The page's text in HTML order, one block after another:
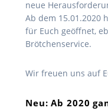
neue
Ab dem 15.01.2020
für Euch geöffnet,
Brötchenservice.
Wir freuen uns auf
Neu: Ab 2020